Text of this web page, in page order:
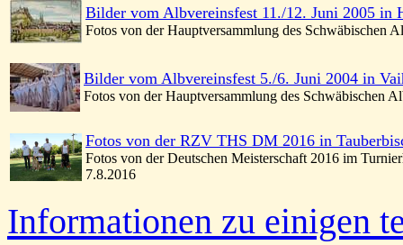
Bilder vom Albvereinsfest 11./12. Juni 2005 in
Fotos von der Hauptversammlung des Schwäbischen
Bilder vom Albvereinsfest 5./6. Juni 2004 in
Fotos von der Hauptversammlung des Schwäbischen
Fotos von der RZV THS DM 2016 in
Fotos von der Deutschen Meisterschaft 2016 im
7.8.2016
Informationen zu einigen